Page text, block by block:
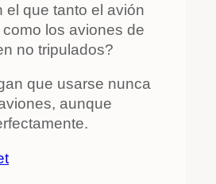
el que tanto el avión
los aviones de
no tripulados?
que usarse nunca
aunque